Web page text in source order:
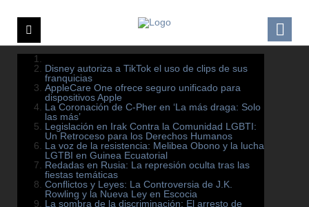
Disney autoriza a TikTok el uso de clips de sus
franquicias
AppleCare One ofrece seguro unificado para
dispositivos Apple
La Coronación de C-Pher en ‘La más draga: Solo
las más’
Legislación en Irak Contra la Comunidad LGBTI:
Un Retroceso para los Derechos Humanos
La voz de la resistencia: Melibea Obono y la lucha
LGTBI en Guinea Ecuatorial
Redadas en Rusia: La represión oculta tras las
fiestas temáticas
Conflictos y Leyes: La Controversia de J.K.
Rowling y la Nueva Ley en Escocia
La sombra de la discriminación: El arresto de